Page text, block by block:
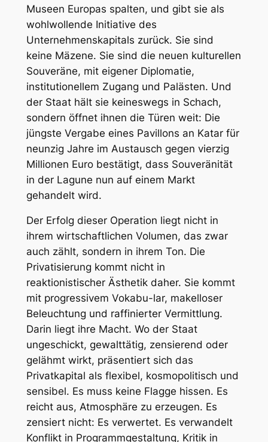
Museen Europas spalten, und gibt sie als
wohlwollende Initiative des
Unternehmenskapitals zurück. Sie sind
keine Mäzene. Sie sind die neuen kulturellen
Souveräne, mit eigener Diplomatie,
institutionellem Zugang und Palästen. Und
der Staat hält sie keineswegs in Schach,
sondern öffnet ihnen die Türen weit: Die
jüngste Vergabe eines Pavillons an Katar für
neunzig Jahre im Austausch gegen vierzig
Millionen Euro bestätigt, dass Souveränität
in der Lagune nun auf einem Markt
gehandelt wird.
Der Erfolg dieser Operation liegt nicht in
ihrem wirtschaftlichen Volumen, das zwar
auch zählt, sondern in ihrem Ton. Die
Privatisierung kommt nicht in
reaktionistischer Ästhetik daher. Sie kommt
mit progressivem Vokabu-lar, makelloser
Beleuchtung und raffinierter Vermittlung.
Darin liegt ihre Macht. Wo der Staat
ungeschickt, gewalttätig, zensierend oder
gelähmt wirkt, präsentiert sich das
Privatkapital als flexibel, kosmopolitisch und
sensibel. Es muss keine Flagge hissen. Es
reicht aus, Atmosphäre zu erzeugen. Es
zensiert nicht: Es verwertet. Es verwandelt
Konflikt in Programmgestaltung, Kritik in